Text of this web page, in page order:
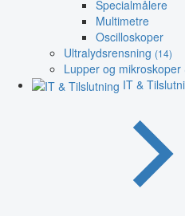
Specialmålere
Multimetre
Oscilloskoper
Ultralydsrensning (14)
Lupper og mikroskoper
IT &